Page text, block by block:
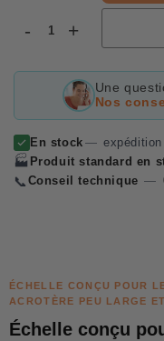
- +
Une
Nos
En stock —
🏭 Produit standard en
📞 Conseil technique —
ÉCHELLE CONÇU POUR
ACROTÈRE PEU LARGE
Échelle conçu